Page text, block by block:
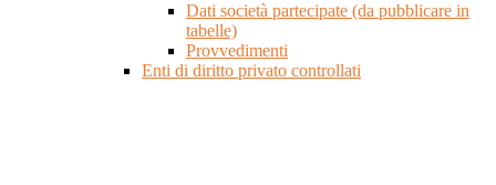
Dati società partecipate (da pubblicare in
tabelle)
Provvedimenti
Enti di diritto privato controllati